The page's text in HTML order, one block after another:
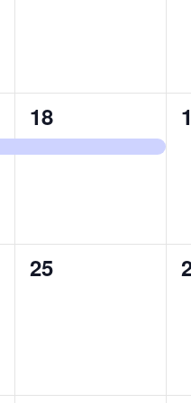
1
évènement,
18
0
0
25
0